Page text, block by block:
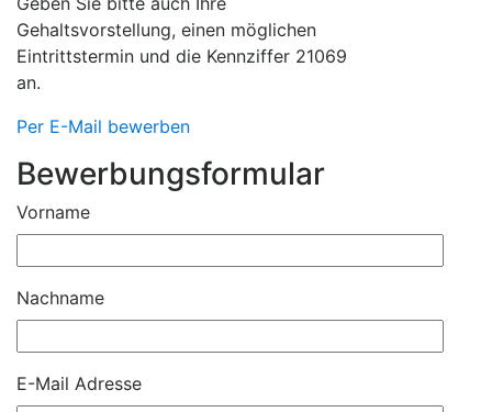
Gehaltsvorstellung, einen möglichen
Eintrittstermin und die Kennziffer 21069
an.
Per E-Mail bewerben
Bewerbungsformular
Vorname
Nachname
E-Mail Adresse